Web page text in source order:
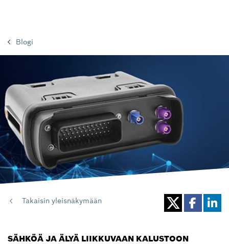
Blogi
Takaisin yleisnäkymään
SÄHKÖÄ JA ÄLYÄ LIIKKUVAAN KALUSTOON